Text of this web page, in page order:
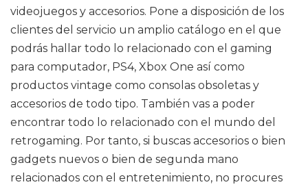
videojuegos y accesorios. Pone a disposición de los
clientes del servicio un amplio catálogo en el que
podrás hallar todo lo relacionado con el gaming
para computador, PS4, Xbox One así como
productos vintage como consolas obsoletas y
accesorios de todo tipo. También vas a poder
encontrar todo lo relacionado con el mundo del
retrogaming. Por tanto, si buscas accesorios o bien
gadgets nuevos o bien de segunda mano
relacionados con el entretenimiento, no procures